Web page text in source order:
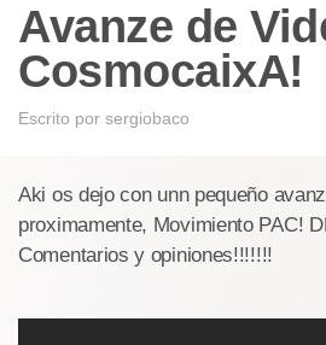
Avanze de
CosmocaixA!
Escrito por sergiobaco
Aki os dejo con unn pequeño
proximamente, Movimiento PAC!
Comentarios y opiniones!!!!!!!